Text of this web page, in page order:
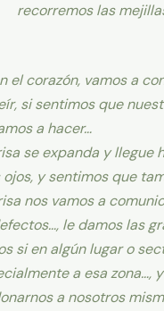
recorremos las
el corazón, vamos a
si sentimos que
a hacer…
se expanda y
y sentimos que
nos vamos a
le damos las
si en algún lugar o
a esa zona…,
a nosotros